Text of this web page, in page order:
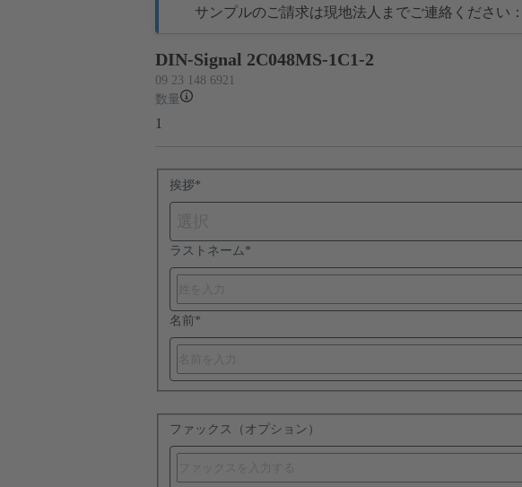
サンプルのご請求は現地法人までご連絡ください：
DIN-Signal 2C048MS-1C1-2
09 23 148 6921
数量
1
挨拶*
ラストネーム*
名前*
ファックス（オプション）